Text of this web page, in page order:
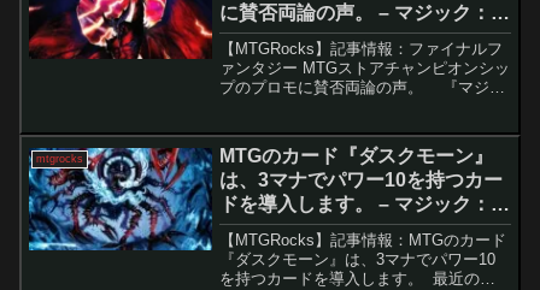
に賛否両論の声。 – マジック：
ザ・ギャザリング
【MTGRocks】記事情報：ファイナルフ
ァンタジー MTGストアチャンピオンシッ
プのプロモに賛否両論の声。 『マジッ
よいよ来月に正式リリースされます。こ
のセッ...
mtgrocks
MTGのカード『ダスクモーン』
は、3マナでパワー10を持つカー
ドを導入します。 – マジック：
ザ・ギャザリング
【MTGRocks】記事情報：MTGのカード
『ダスクモーン』は、3マナでパワー10
を持つカードを導入します。 最近の